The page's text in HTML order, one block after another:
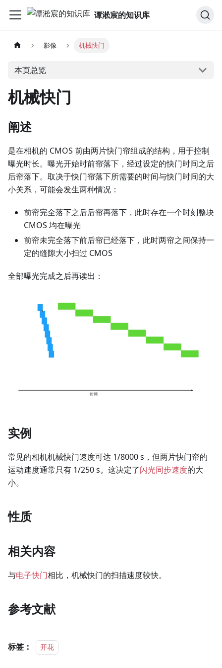
谭淞宸的知识库
影像 机械快门
本页总览
机械快门
阐述
是在相机的 CMOS 前由两片快门帘组成的结构，用于控制
曝光时长。曝光开始时前帘落下，经过设定的快门时间之后
后帘落下。取决于快门帘落下所需要的时间与快门时间的大
小关系，可能会发生两种情况：
前帘完全落下之后后帘再落下，此时存在一个时刻整块
CMOS 均在曝光
前帘未完全落下前后帘已经落下，此时两帘之间保持一
定的缝隙大小扫过 CMOS
全部曝光完成之后再读出：
实例
常见的相机机械快门速度可达 1/8000 s，但两片快门帘的
运动速度通常只有 1/250 s。这决定了闪光同步速度的大
小。
性质
相关内容
与电子快门相比，机械快门的扫描速度较快。
参考文献
标签： 开花